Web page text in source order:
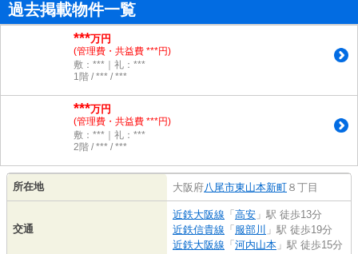
過去掲載物件一覧
***万円
(管理費・共益費 ***円)
敷：***｜礼：***
1階 / *** / ***
***万円
(管理費・共益費 ***円)
敷：***｜礼：***
2階 / *** / ***
所在地 大阪府八尾市東山本新町 ８丁目
交通
近鉄大阪線 「 高安 」駅 徒歩13分
近鉄信貴線 「 服部川 」駅 徒歩19分
近鉄大阪線 「 河内山本 」駅 徒歩15分